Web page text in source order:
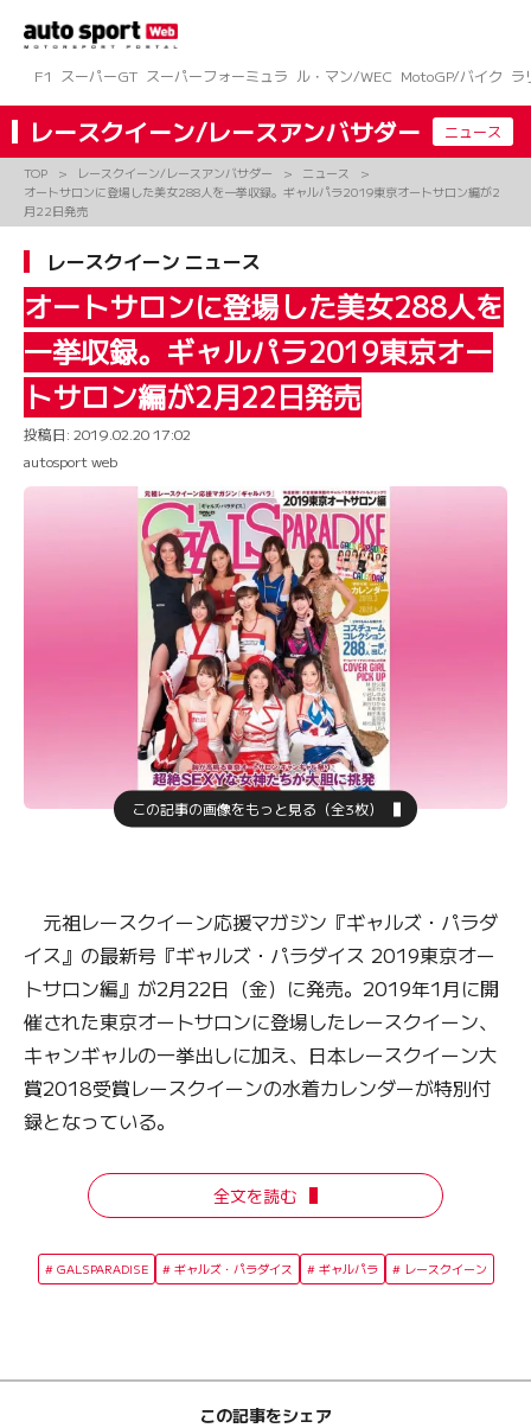
ツ
へ
ス
キ
F1 スーパーGT スーパーフォーミュラ ル・マン/WEC MotoGP/バイク ラ
レースクイーン/レースアンバサダー ニュース
TOP レースクイーン/レースアンバサダー
ニュース
オートサロンに登場した美女288人を一挙収録。ギャルパラ2019東京オートサロン編が2
月22日発売
レースクイーン ニュース
オートサロンに登場した美女288人を
一挙収録。ギャルパラ2019東京オー
トサロン編が2月22日発売
投稿日: 2019.02.20 17:02
autosport web
この記事の画像をもっと見る（全3枚）
元祖レースクイーン応援マガジン『ギャルズ・パラダ
イス』の最新号『ギャルズ・パラダイス 2019東京オー
トサロン編』が2月22日（金）に発売。2019年1月に開
催された東京オートサロンに登場したレースクイーン、
キャンギャルの一挙出しに加え、日本レースクイーン大
賞2018受賞レースクイーンの水着カレンダーが特別付
録となっている。
全文を読む
GALSPARADISE ギャルズ・パラダイス ギャルパラ レースクイーン
この記事をシェア